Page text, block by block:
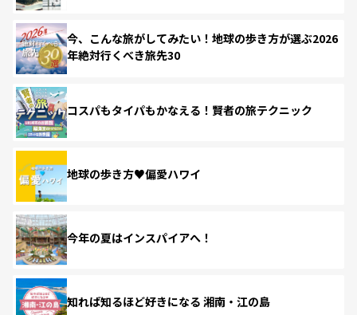
今、こんな旅がしてみたい！地球の歩き方が選ぶ2026
年絶対行くべき旅先30
コスパもタイパもかなえる！賢者の旅テクニック
地球の歩き方♥偏愛ハワイ
今年の夏はインスパイアへ！
知れば知るほど好きになる 湘南・江の島